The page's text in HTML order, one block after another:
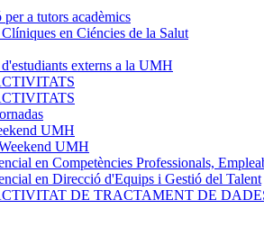
a tutors acadèmics
en Ciéncies de la Salut
externs a la UMH
UMH
UMH
en Competències Professionals,
en Direcció d'Equips i Gestió del Talent
DE TRACTAMENT DE